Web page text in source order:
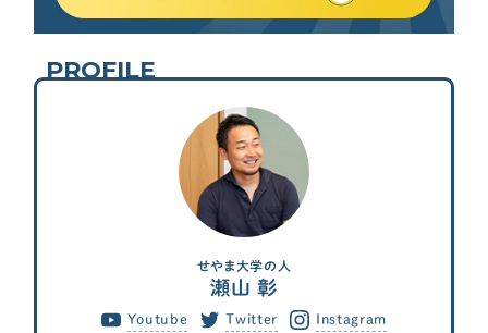
PROFILE
せやま大学の人
瀬山 彰
Youtube Twitter Instagram